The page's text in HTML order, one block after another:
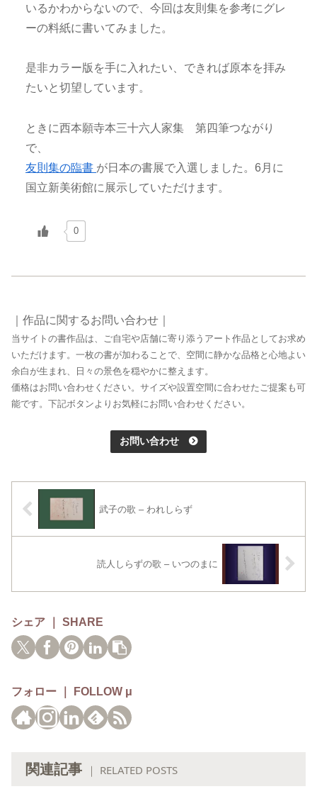
いるかわからないので、今回は友則集を参考にグレ
ーの料紙に書いてみました。
是非カラー版を手に入れたい、できれば原本を拝み
たいと切望しています。
ときに西本願寺本三十六人家集 第四筆つながり
で、
友則集の臨書 が日本の書展で入選しました。6月に
国立新美術館に展示していただけます。
0
｜作品に関するお問い合わせ｜
当サイトの書作品は、ご自宅や店舗に寄り添うアート作品としてお求め
いただけます。一枚の書が加わることで、空間に静かな品格と心地よい
余白が生まれ、日々の景色を穏やかに整えます。
価格はお問い合わせください。サイズや設置空間に合わせたご提案も可
能です。下記ボタンよりお気軽にお問い合わせください。
お問い合わせ
武子の歌 – われしらず
読人しらずの歌 – いつのまに
シェア ｜ SHARE
フォロー ｜ FOLLOW μ
関連記事 ｜ RELATED POSTS